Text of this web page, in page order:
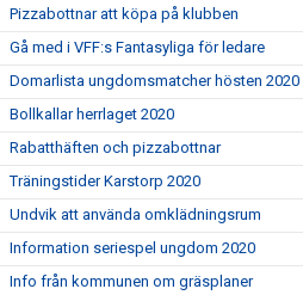
Pizzabottnar att köpa på klubben
Gå med i VFF:s Fantasyliga för ledare
Domarlista ungdomsmatcher hösten 2020
Bollkallar herrlaget 2020
Rabatthäften och pizzabottnar
Träningstider Karstorp 2020
Undvik att använda omklädningsrum
Information seriespel ungdom 2020
Info från kommunen om gräsplaner